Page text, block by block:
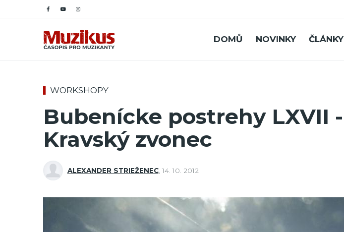
DOMŮ NOVINKY ČLÁNKY
WORKSHOPY
Bubenícke postrehy LXVII -
Kravský zvonec
ALEXANDER STRIEŽENEC, 14. 10. 2012